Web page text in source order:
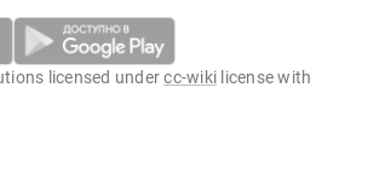
licensed undercc-wiki license with